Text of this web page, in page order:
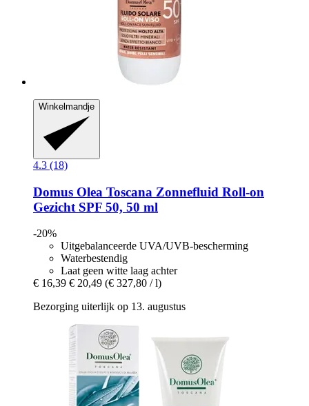
Winkelmandje
4.3 (18)
Domus Olea Toscana Zonnefluid Roll-​on
Gezicht SPF 50, 50 ml
-20%
Uitgebalanceerde UVA/UVB-bescherming
Waterbestendig
Laat geen witte laag achter
€ 16,39 € 20,49 (€ 327,80 / l)
Bezorging uiterlijk op 13. augustus